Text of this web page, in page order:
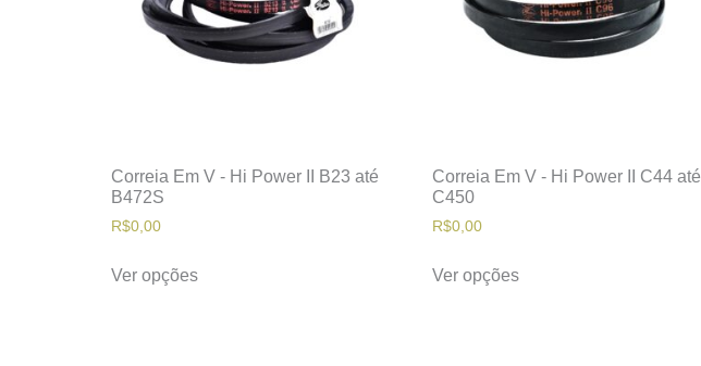
Correia Em V - Hi Power II B23 até
B472S
R$0,00
Ver opções
Correia Em V - Hi Power II C44 até
C450
R$0,00
Ver opções